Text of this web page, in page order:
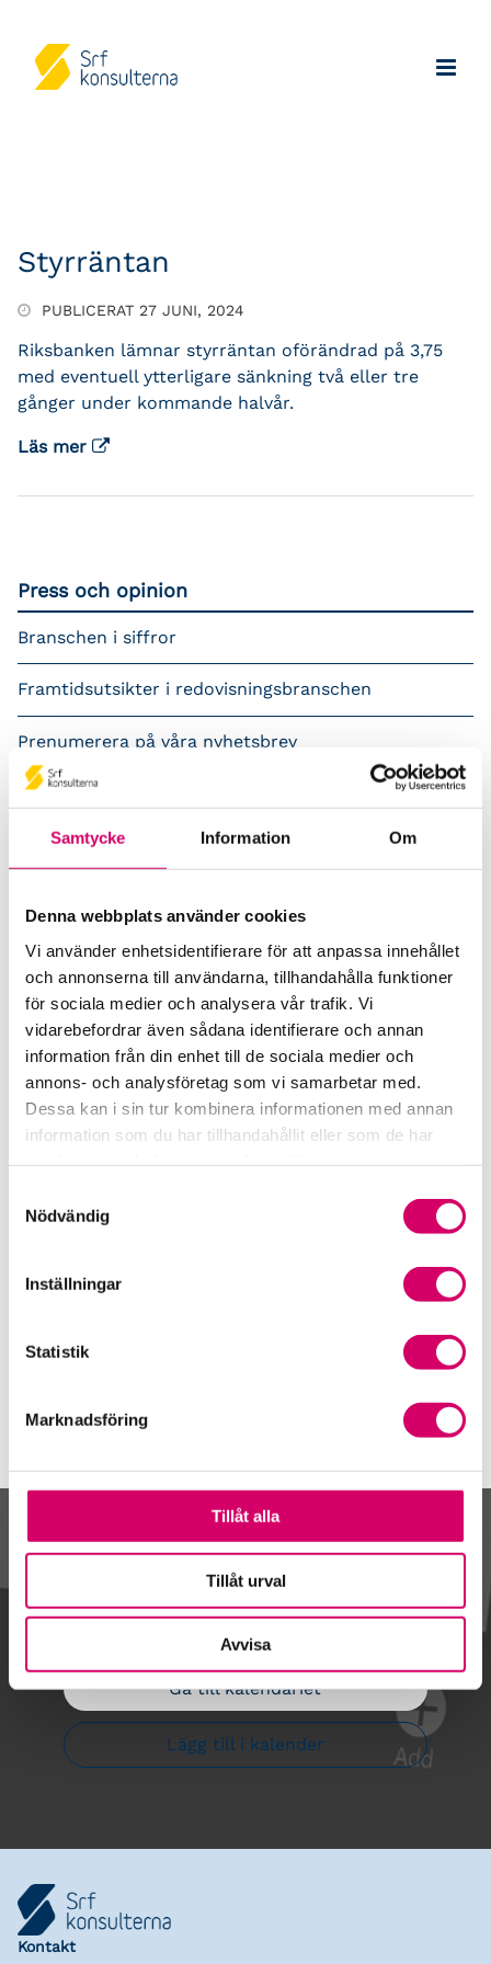
Samtycke Information Om
Denna webbplats använder cookies
Vi använder enhetsidentifierare för att anpassa innehållet
och annonserna till användarna, tillhandahålla funktioner
för sociala medier och analysera vår trafik. Vi
vidarebefordrar även sådana identifierare och annan
information från din enhet till de sociala medier och
annons- och analysföretag som vi samarbetar med.
Dessa kan i sin tur kombinera informationen med annan
information som du har tillhandahållit eller som de har
Nödvändig
Inställningar
Statistik
Marknadsföring
Tillåt alla
Tillåt urval
Avvisa
Styrräntan
PUBLICERAT 27 JUNI, 2024
Riksbanken lämnar styrräntan oförändrad på 3,75
med eventuell ytterligare sänkning två eller tre
gånger under kommande halvår.
Läs mer
Press och opinion
Branschen i siffror
Framtidsutsikter i redovisningsbranschen
Prenumerera på våra nyhetsbrev
Pressrum
Påverkansarbete
Samverkan med myndigheter och organisationer
Srf Fokusrapport 2024 – insikter för hållbart
företagande
Våra nyhetskanaler
Tidningen Konsulten
Öppet brev till Myndigheten för yrkeshögskolan
Kalendarium
Gå till kalendariet
Lägg till i kalender
Kontakt